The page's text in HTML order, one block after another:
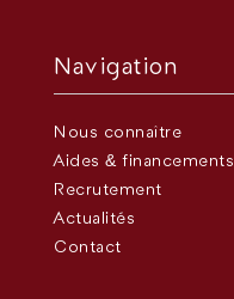
Navigation
Nous connaître
Aides & financements
Recrutement
Actualités
Contact